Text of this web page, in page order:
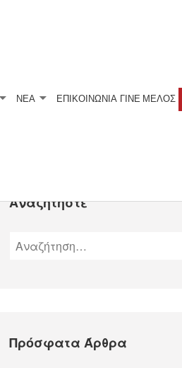
ΝΕΑ ΕΠΙΚΟΙΝΩΝΙΑ ΓΊΝΕ ΜΈΛΟΣ
Αναζητήστε
Πρόσφατα Άρθρα